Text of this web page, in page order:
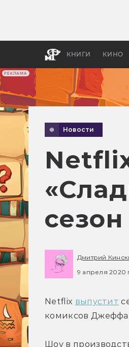
РЕКЛАМА
КНИГИ КИНО
Новости
сезон
Дмитрий
9 апреля 2020
Netflix выпустит
комиксов Джеффа
Шоу в